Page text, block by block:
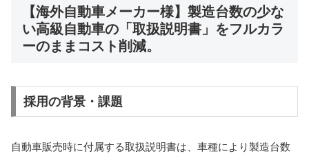
【海外自動車メーカー様】製造台数の少な
い高級自動車の「取扱説明書」をフルカラ
ーのままコスト削減。
採用の背景・課題
自動車販売時に付属する取扱説明書は、車種により製造台数